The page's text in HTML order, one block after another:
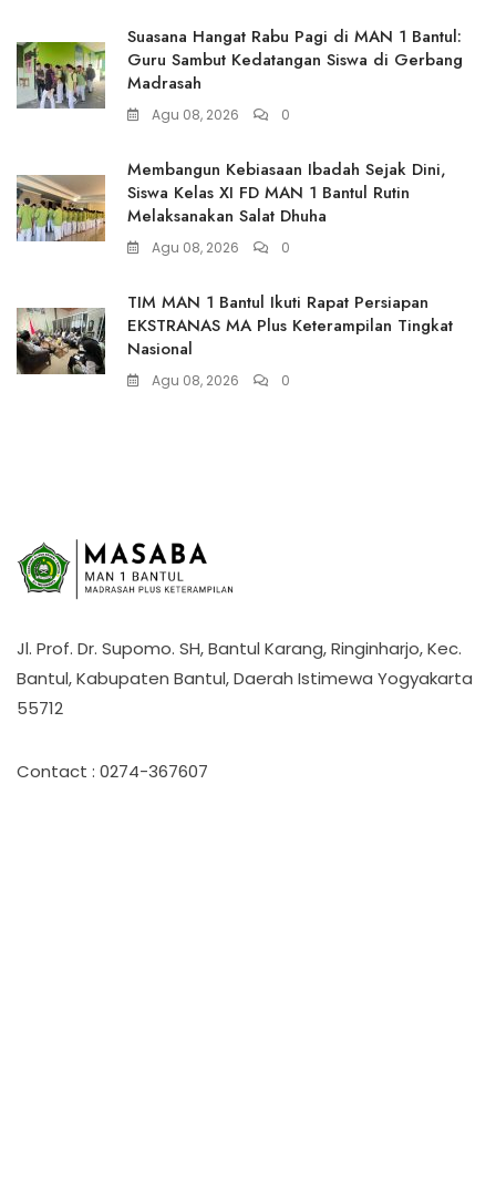
Suasana Hangat Rabu Pagi di MAN 1 Bantul:
Guru Sambut Kedatangan Siswa di Gerbang
Madrasah
Agu 08, 2026 0
Membangun Kebiasaan Ibadah Sejak Dini,
Siswa Kelas XI FD MAN 1 Bantul Rutin
Melaksanakan Salat Dhuha
Agu 08, 2026 0
TIM MAN 1 Bantul Ikuti Rapat Persiapan
EKSTRANAS MA Plus Keterampilan Tingkat
Nasional
Agu 08, 2026 0
Jl. Prof. Dr. Supomo. SH, Bantul Karang, Ringinharjo, Kec.
Bantul, Kabupaten Bantul, Daerah Istimewa Yogyakarta
55712
Contact : 0274-367607